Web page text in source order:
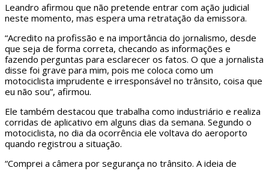
Leandro afirmou que não pretende entrar com ação judicial
neste momento, mas espera uma retratação da emissora.
“Acredito na profissão e na importância do jornalismo, desde
que seja de forma correta, checando as informações e
fazendo perguntas para esclarecer os fatos. O que a jornalista
disse foi grave para mim, pois me coloca como um
motociclista imprudente e irresponsável no trânsito, coisa que
eu não sou”, afirmou.
Ele também destacou que trabalha como industriário e realiza
corridas de aplicativo em alguns dias da semana. Segundo o
motociclista, no dia da ocorrência ele voltava do aeroporto
quando registrou a situação.
“Comprei a câmera por segurança no trânsito. A ideia de